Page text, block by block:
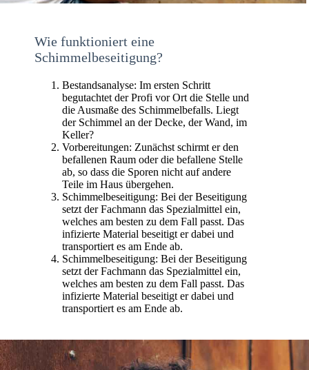
Wie funktioniert eine
Schimmelbeseitigung?
Bestandsanalyse: Im ersten Schritt
begutachtet der Profi vor Ort die Stelle und
die Ausmaße des Schimmelbefalls. Liegt
der Schimmel an der Decke, der Wand, im
Keller?
Vorbereitungen: Zunächst schirmt er den
befallenen Raum oder die befallene Stelle
ab, so dass die Sporen nicht auf andere
Teile im Haus übergehen.
Schimmelbeseitigung: Bei der Beseitigung
setzt der Fachmann das Spezialmittel ein,
welches am besten zu dem Fall passt. Das
infizierte Material beseitigt er dabei und
transportiert es am Ende ab.
Schimmelbeseitigung: Bei der Beseitigung
setzt der Fachmann das Spezialmittel ein,
welches am besten zu dem Fall passt. Das
infizierte Material beseitigt er dabei und
transportiert es am Ende ab.